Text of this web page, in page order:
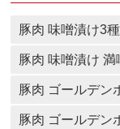
豚肉 味噌漬け3
豚肉 味噌漬け 満
豚肉 ゴールデン
豚肉 ゴールデン